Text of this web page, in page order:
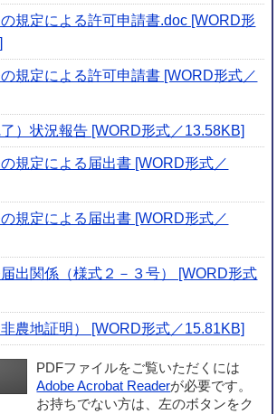
規定による許可申請書.doc [WORD形
規定による許可申請書 [WORD形式／
）状況報告 [WORD形式／13.58KB]
規定による届出書 [WORD形式／
規定による届出書 [WORD形式／
出関係（様式２－３号） [WORD形式
農地証明） [WORD形式／15.81KB]
PDFファイルをご覧いただくには
Adobe Acrobat Readerが必要です。
お持ちでない方は、左のボタンをク